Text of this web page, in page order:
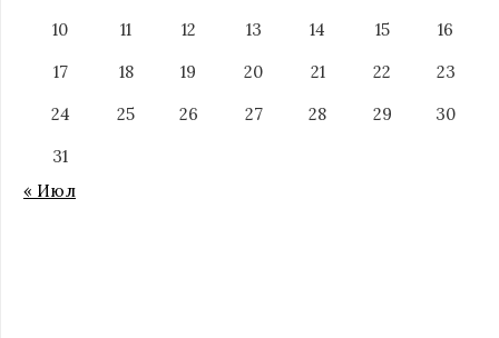
10
11 12 13 14 15
16
17
18 19 20 21 22
23
24
25 26 27 28 29
30
31
« Июл